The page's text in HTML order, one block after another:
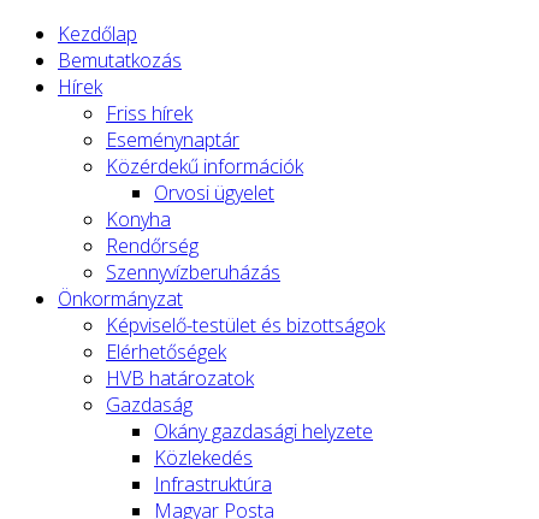
Kezdőlap
Bemutatkozás
Hírek
Friss hírek
Eseménynaptár
Közérdekű információk
Orvosi ügyelet
Konyha
Rendőrség
Szennyvízberuházás
Önkormányzat
Képviselő-testület és bizottságok
Elérhetőségek
HVB határozatok
Gazdaság
Okány gazdasági helyzete
Közlekedés
Infrastruktúra
Magyar Posta